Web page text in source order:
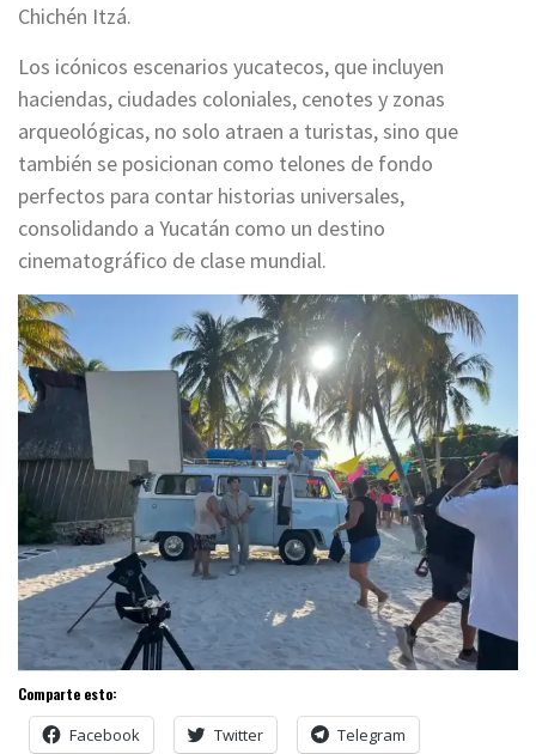
Chichén Itzá.
Los icónicos escenarios yucatecos, que incluyen
haciendas, ciudades coloniales, cenotes y zonas
arqueológicas, no solo atraen a turistas, sino que
también se posicionan como telones de fondo
perfectos para contar historias universales,
consolidando a Yucatán como un destino
cinematográfico de clase mundial.
Comparte esto:
Facebook Twitter Telegram